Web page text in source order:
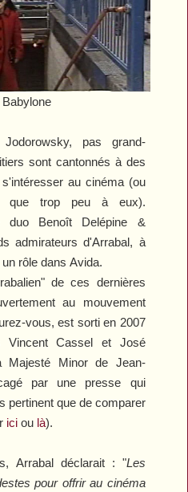
pas grand-
sont cantonnés à des
au cinéma (ou
que trop peu à eux).
duo Benoît Delépine &
admirateurs d'Arrabal, à
un rôle dansAvida.
de ces dernières
au mouvement
vous, est sorti en 2007
Vincent Cassel et José
Majesté Minorde Jean-
par une presse qui
pertinent que de comparer
ici ou là).
Arrabal déclarait : "Les
pour offrir au cinéma